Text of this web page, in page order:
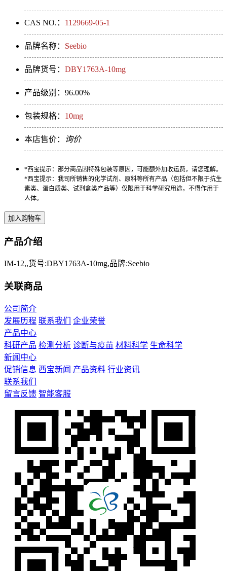
CAS NO.： 1129669-05-1
品牌名称： Seebio
品牌货号： DBY1763A-10mg
产品级别：96.00%
包装规格： 10mg
本店售价： 询价
*西宝提示：部分商品因特殊包装等原因，可能额外加收运费，请您理解。
*西宝提示：我司所销售的化学试剂、原料等所有产品（包括但不限于抗生
素类、蛋白质类、试剂盒类产品等）仅限用于科学研究用途，不得作用于
人体。
产品介绍
IM-12,,货号:DBY1763A-10mg,品牌:Seebio
关联商品
公司简介
发展历程 联系我们
企业荣誉
产品中心
科研产品 检测分析 诊断与疫苗 材料科学 生命科学
新闻中心
促销信息 西宝新闻 产品资料 行业资讯
联系我们
留言反馈 智能客服